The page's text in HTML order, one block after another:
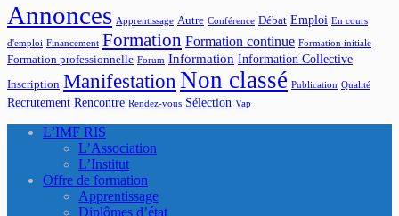
Annonces Apprentissage Autre Conférence Débat Emploi En cours
d'emploi Financement Formation Formation continue Formation initiale
Formation professionnelle Forum Information Information Collective
Inscription Manifestation Non classé Publication Qualité
Recrutement Rencontre Rendez-vous Sélection Vap
L’IMF RIS
L’Association
L’Institut
Offre de formation
Apprentissage
Diplômes d’état